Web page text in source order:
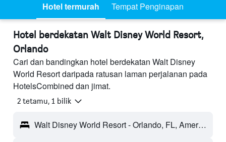
Hotel termurah Tempat Penginapan
Hotel berdekatan Walt Disney World Resort,
Orlando
Cari dan bandingkan hotel berdekatan Walt Disney
World Resort daripada ratusan laman perjalanan pada
HotelsCombined dan jimat.
2 tetamu, 1 bilik
Walt Disney World Resort - Orlando, FL, Amerika Syarikat